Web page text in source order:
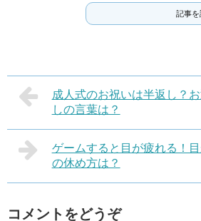
記事を
成人式のお祝いは半返し？
しの言葉は？
ゲームすると目が疲れる！
の休め方は？
コメントをどうぞ